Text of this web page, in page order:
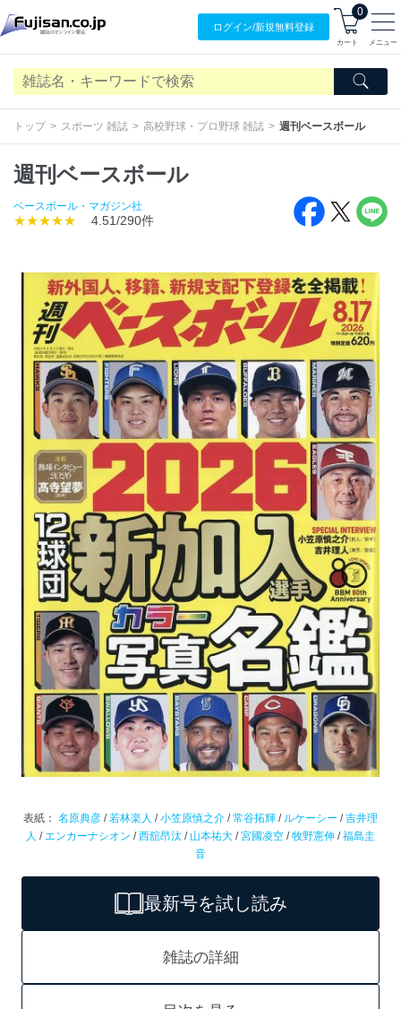
ログイン/新規無料登録
0
カート メニュー
トップ スポーツ 雑誌 高校野球・プロ野球 雑誌 週刊ベースボール
週刊ベースボール
ベースボール・マガジン社
★★★★★ 4.51/290件
表紙： 名原典彦 /若林楽人 /小笠原慎之介 /常谷拓輝 / ルケーシー /吉井理
人 /エンカーナシオン /西舘昂汰 / 山本祐大 /宮國凌空 /牧野憲伸 /福島圭
音
最新号を試し読み
雑誌の詳細